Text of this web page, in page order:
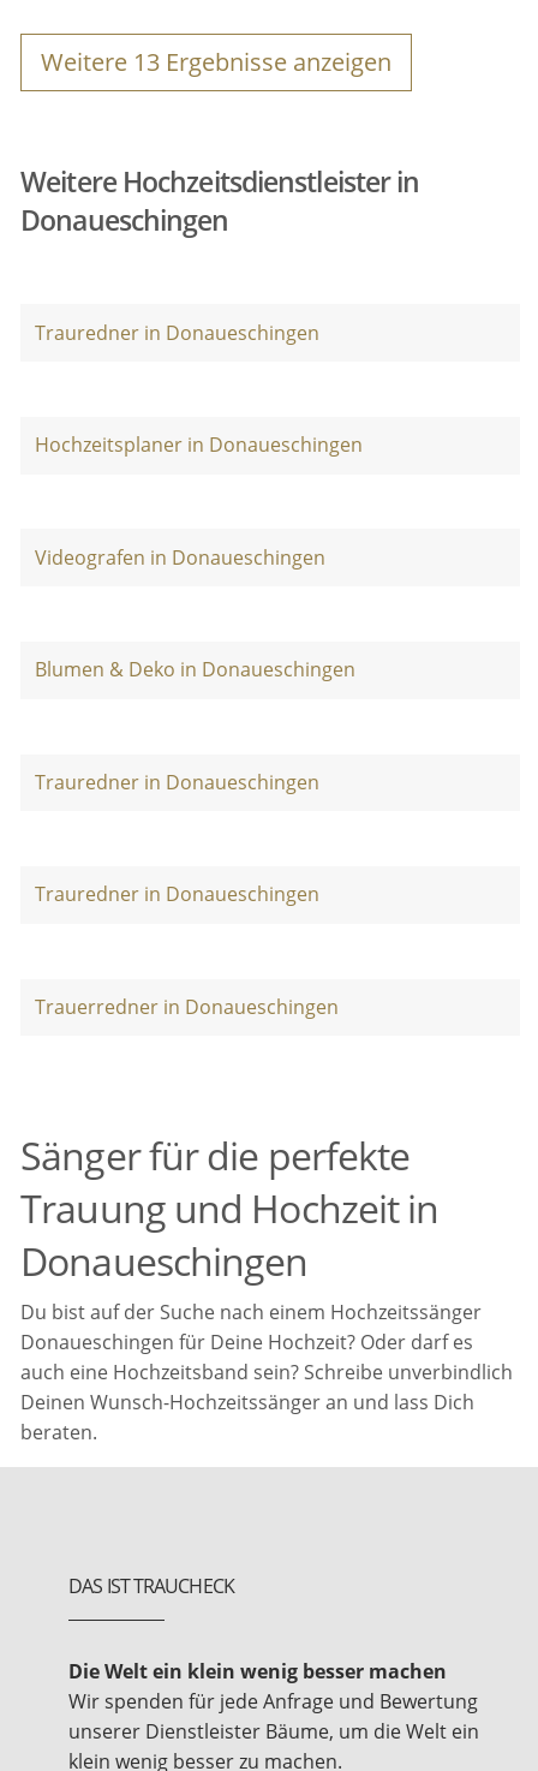
Weitere 13 Ergebnisse anzeigen
Weitere Hochzeitsdienstleister in
Donaueschingen
Trauredner in Donaueschingen
Hochzeitsplaner in Donaueschingen
Videografen in Donaueschingen
Blumen & Deko in Donaueschingen
Trauredner in Donaueschingen
Trauredner in Donaueschingen
Trauerredner in Donaueschingen
Sänger für die perfekte
Trauung und Hochzeit in
Donaueschingen
Du bist auf der Suche nach einem Hochzeitssänger
Donaueschingen für Deine Hochzeit? Oder darf es
auch eine Hochzeitsband sein? Schreibe unverbindlich
Deinen Wunsch-Hochzeitssänger an und lass Dich
beraten.
DAS IST TRAUCHECK
Die Welt ein klein wenig besser machen
Wir spenden für jede Anfrage und Bewertung
unserer Dienstleister Bäume, um die Welt ein
klein wenig besser zu machen.